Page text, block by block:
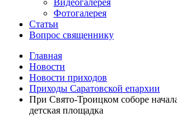
Видеогалерея
Фотогалерея
Статьи
Вопрос священнику
Главная
Новости
Новости приходов
Приходы Саратовской епархии
При Свято-Троицком соборе
детская площадка